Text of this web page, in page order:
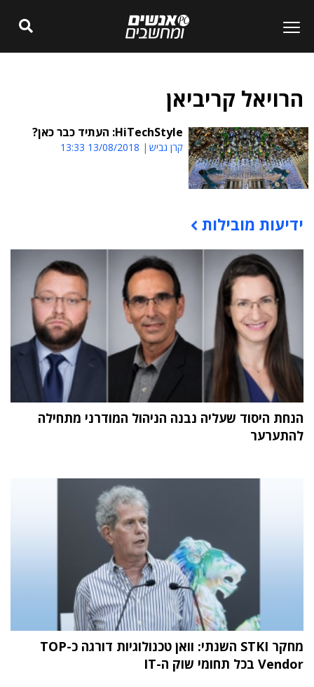
הרויאל קריביאן
HiTechStyle: העתיד כבר כאן?
קרן גביש 13/08/2018 13:33
תוכן פרסומי
ידיעות מובילות
הנחת היסוד שעליה נבנה הניהול המודרני מתחילה
להתערער
מחקר STKI השנתי: וואן טכנולוגיות דורגה כ-TOP
Vendor בכל תחומי שוק ה-IT